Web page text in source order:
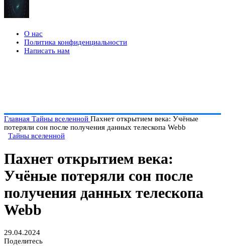
О нас
Политика конфиденциальности
Написать нам
Главная Тайны вселенной Пахнет открытием века: Учёные
потеряли сон после получения данных телескопа Webb
Тайны вселенной
Пахнет открытием века:
Учёные потеряли сон после
получения данных телескопа
Webb
29.04.2024
Поделитесь